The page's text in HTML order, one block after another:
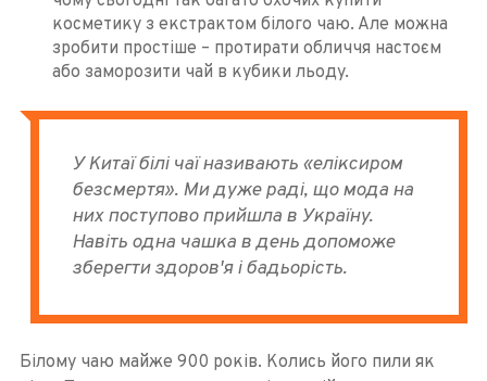
косметику з екстрактом білого чаю. Але можна
зробити простіше – протирати обличчя настоєм
або заморозити чай в кубики льоду.
У Китаї білі чаї називають «еліксиром
безсмертя». Ми дуже раді, що мода на
них поступово прийшла в Україну.
Навіть одна чашка в день допоможе
зберегти здоров'я і бадьорість.
Білому чаю майже 900 років. Колись його пили як